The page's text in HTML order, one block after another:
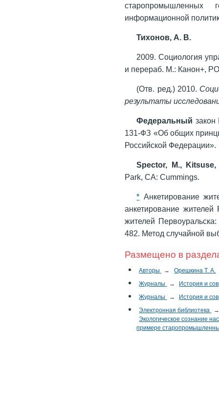
старопромышленных
информационной
Тихонов, А. В.
2009. Социология
и перераб. М.: Канон+,
(Отв. ред.) 2010.
результаты
Федеральный закон
131-ФЗ «Об общих
Российской Федерации».
Spector, M., Kitsuse,
Park, CA: Cummings.
* Анкетирование
анкетирование
жителей
482. Метод случайной
Размещено в
Авторы →
Орешкина Т. А.
Журналы
→
История и
Журналы
→
История и
Электронная библиотека
Экологическое сознание
примере